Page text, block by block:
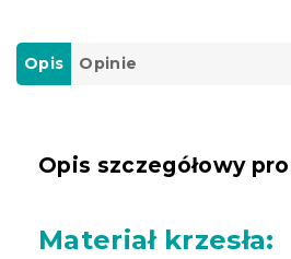
Opis Opinie
Opis szczegółowy
Materiał krzesła: